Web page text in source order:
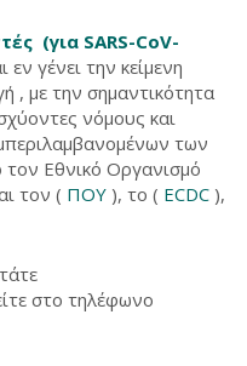
(για SARS-CoV-
γένει την κείμενη
, με την σημαντικότητα
νόμους και
των
Εθνικό Οργανισμό
τον ( ΠΟΥ ), το ( ECDC ),
στο τηλέφωνο